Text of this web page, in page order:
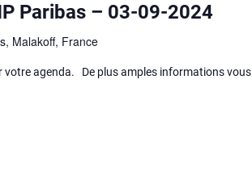
Paribas – 03-09-2024
Malakoff, France
votre agenda. De plus amples informations vous